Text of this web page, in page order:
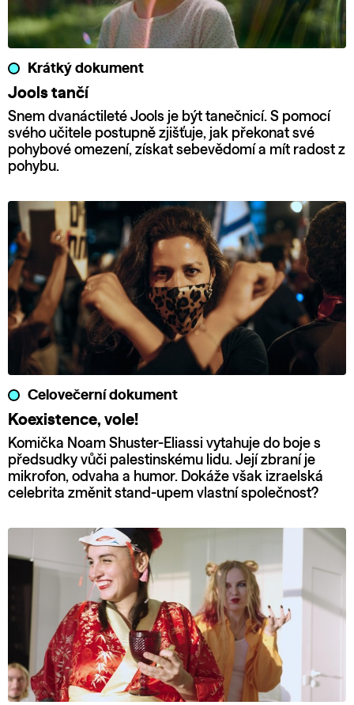
Krátký dokument
Jools tančí
Snem dvanáctileté Jools je být tanečnicí. S pomocí
svého učitele postupně zjišťuje, jak překonat své
pohybové omezení, získat sebevědomí a mít radost z
pohybu.
Celovečerní dokument
Koexistence, vole!
Komička Noam Shuster-Eliassi vytahuje do boje s
předsudky vůči palestinskému lidu. Její zbraní je
mikrofon, odvaha a humor. Dokáže však izraelská
celebrita změnit stand-upem vlastní společnost?